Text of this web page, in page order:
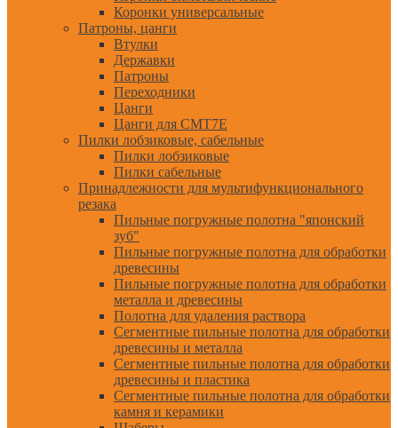
Коронки универсальные
Патроны, цанги
Втулки
Державки
Патроны
Переходники
Цанги
Цанги для CMT7E
Пилки лобзиковые, сабельные
Пилки лобзиковые
Пилки сабельные
Принадлежности для мультифункционального
резака
Пильные погружные полотна "японский
зуб"
Пильные погружные полотна для обработки
древесины
Пильные погружные полотна для обработки
металла и древесины
Полотна для удаления раствора
Сегментные пильные полотна для обработки
древесины и металла
Сегментные пильные полотна для обработки
древесины и пластика
Сегментные пильные полотна для обработки
камня и керамики